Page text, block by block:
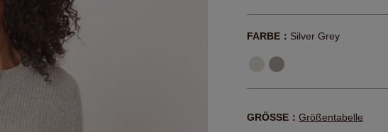
FARBE： Silver Grey
GRÖSSE： Größentabelle